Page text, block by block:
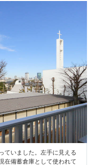
ていました。左手に見える
在備蓄倉庫として使われて